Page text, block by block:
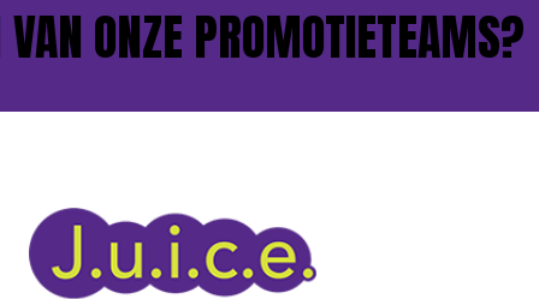
ONZE PROMOTIETEAMS?